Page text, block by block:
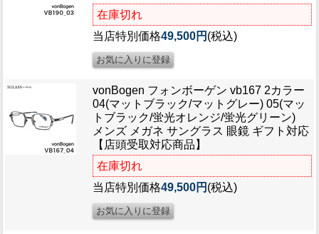
在庫切れ
当店特別価格49,500円 (税込)
vonBogen フォンボーゲン vb167 2カラー
04(マットブラック/マットグレー) 05(マッ
トブラック/蛍光オレンジ/蛍光グリーン)
メンズ メガネ サングラス 眼鏡 ギフト対応
【店頭受取対応商品】
在庫切れ
当店特別価格49,500円 (税込)